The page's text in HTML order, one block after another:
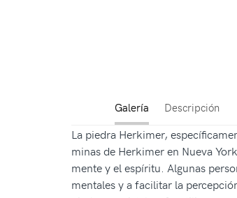
Galería Descripción
La piedra Herkimer,
minas de Herkimer en Nueva
mente y el espíritu. Algunas
mentales y a facilitar la